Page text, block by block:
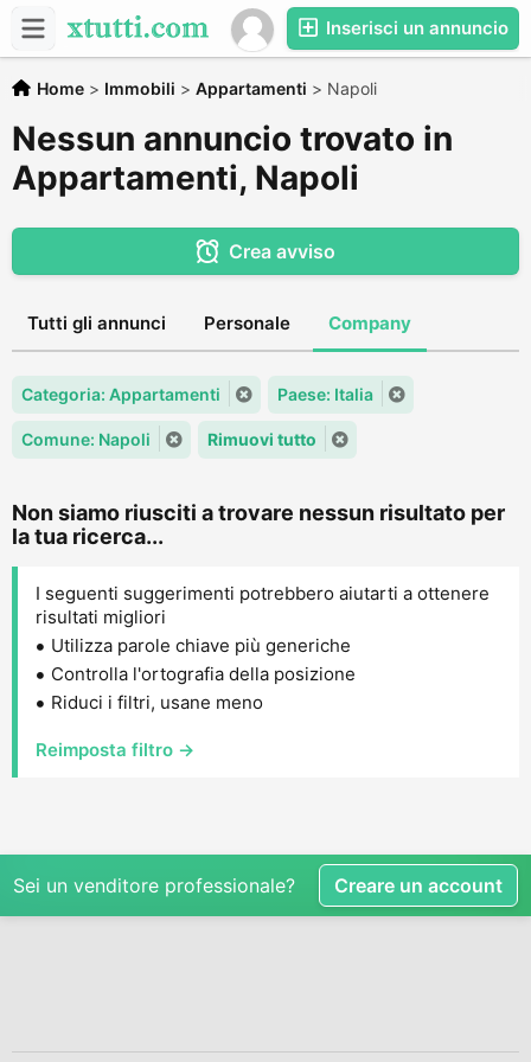
Inserisci un annuncio
Home > Immobili > Appartamenti > Napoli
Nessun annuncio trovato in
Appartamenti, Napoli
Crea avviso
Tutti gli annunci Personale Company
Categoria: Appartamenti Paese: Italia
Comune: Napoli Rimuovi tutto
Non siamo riusciti a trovare nessun risultato per
la tua ricerca...
I seguenti suggerimenti potrebbero aiutarti a ottenere
risultati migliori
Utilizza parole chiave più generiche
Controlla l'ortografia della posizione
Riduci i filtri, usane meno
Reimposta filtro →
Sei un venditore professionale? Creare un account